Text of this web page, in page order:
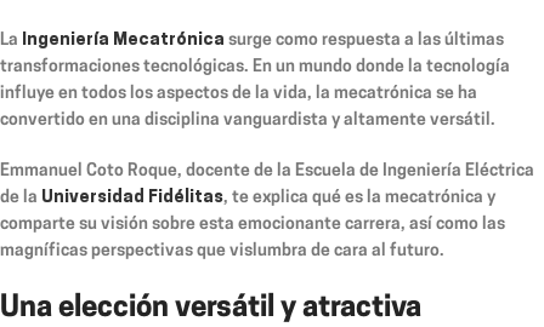
La Ingeniería Mecatrónica surge como respuesta a las últimas
transformaciones tecnológicas. En un mundo donde la tecnología
influye en todos los aspectos de la vida, la mecatrónica se ha
convertido en una disciplina vanguardista y altamente versátil.
Emmanuel Coto Roque, docente de la Escuela de Ingeniería Eléctrica
de la Universidad Fidélitas, te explica qué es la mecatrónica y
comparte su visión sobre esta emocionante carrera, así como las
magníficas perspectivas que vislumbra de cara al futuro.
Una elección versátil y atractiva